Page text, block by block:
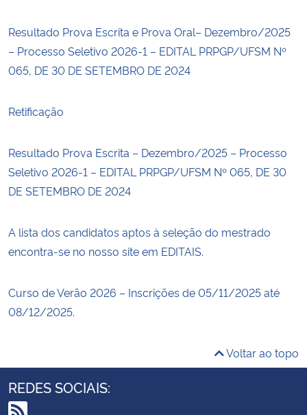
Resultado Prova Escrita e Prova Oral– Dezembro/2025
– Processo Seletivo 2026-1 – EDITAL PRPGP/UFSM Nº
065, DE 30 DE SETEMBRO DE 2024
Retificação
Resultado Prova Escrita – Dezembro/2025 – Processo
Seletivo 2026-1 – EDITAL PRPGP/UFSM Nº 065, DE 30
DE SETEMBRO DE 2024
A lista dos candidatos aptos à seleção do mestrado
encontra-se no nosso site em EDITAIS.
Curso de Verão 2026 – Inscrições de 05/11/2025 até
08/12/2025.
Voltar ao topo
REDES SOCIAIS: